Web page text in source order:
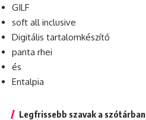
GILF
soft all inclusive
Digitális tartalomkészítő
panta rhei
és
Entalpia
Legfrissebb szavak a szótárban